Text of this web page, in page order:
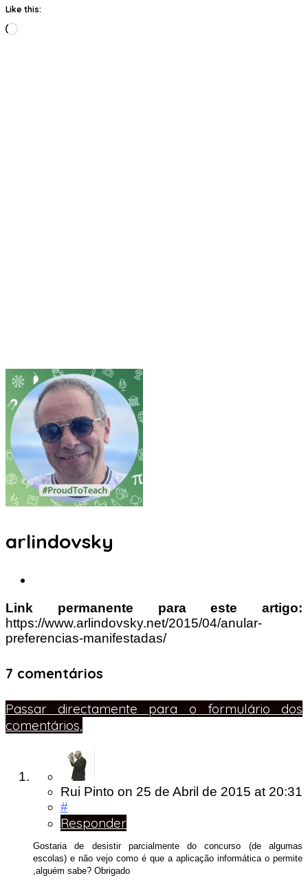
Like this:
Loading…
arlindovsky
Link permanente para este artigo:
https://www.arlindovsky.net/2015/04/anular-
preferencias-manifestadas/
7 comentários
Passar directamente para o formulário dos
comentários,
Rui Pinto on 25 de Abril de 2015 at 20:31
#
Responder
Gostaria de desistir parcialmente do concurso (de algumas
escolas) e não vejo como é que a aplicação informática o permite
,alguém sabe? Obrigado